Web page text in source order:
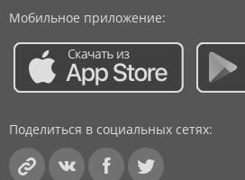
Мобильное приложение:
Поделиться в социальных сетях: